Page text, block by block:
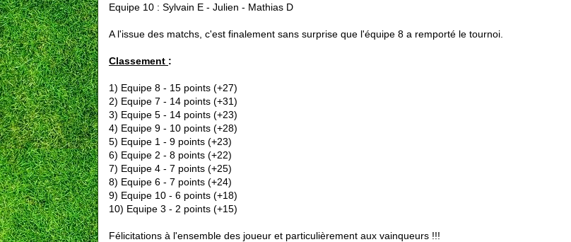
Equipe 10 : Sylvain E - Julien - Mathias D
A l'issue des matchs, c'est finalement sans surprise que l'équipe 8 a remporté le tournoi.
Classement :
1) Equipe 8 - 15 points (+27)
2) Equipe 7 - 14 points (+31)
3) Equipe 5 - 14 points (+23)
4) Equipe 9 - 10 points (+28)
5) Equipe 1 - 9 points (+23)
6) Equipe 2 - 8 points (+22)
7) Equipe 4 - 7 points (+25)
8) Equipe 6 - 7 points (+24)
9) Equipe 10 - 6 points (+18)
10) Equipe 3 - 2 points (+15)
Félicitations à l'ensemble des joueur et particulièrement aux vainqueurs !!!